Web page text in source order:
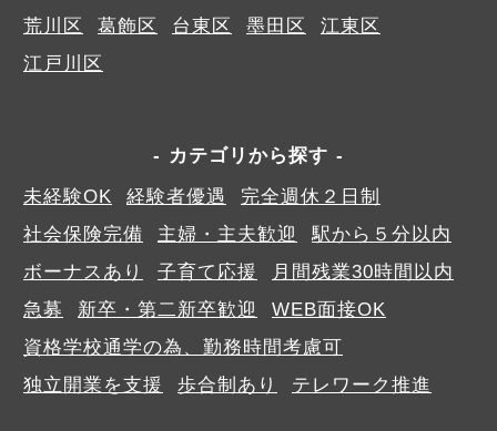
荒川区
葛飾区 台東区 墨田区
江東区
江戸川区
カテゴリから探す
未経験OK
経験者優遇
完全週休２日制
社会保険完備
主婦・主夫歓迎
駅から５分以内
ボーナスあり
子育て応援
月間残業30時間以内
急募
新卒・第二新卒歓迎
WEB面接OK
資格学校通学の為、勤務時間考慮可
独立開業を支援
歩合制あり テレワーク推進